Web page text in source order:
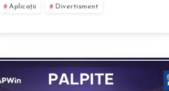
Aplicații Divertisment